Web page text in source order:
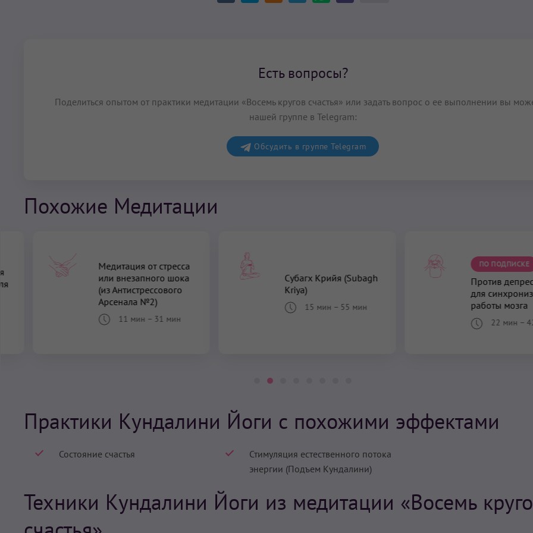
Есть вопросы?
Поделиться опытом от практики медитации «Восемь кругов счастья» или задать вопрос о ее выполнении вы
нашей группе в Telegram:
Обсудить в группе Telegram
Похожие Медитации
Медитация от стресса
или внезапного шока
(из Антистрессового
Арсенала №2)
11 мин – 31 мин
Субагх Крийя (Subagh
Kriya)
15 мин – 55 мин
ПО ПОДПИСКЕ
Против
для
работы мозга
22 мин –
Практики Кундалини Йоги с похожими эффектами
Состояние счастья
Стимуляция естественного потока
энергии (Подъем Кундалини)
Техники Кундалини Йоги из медитации «Восемь